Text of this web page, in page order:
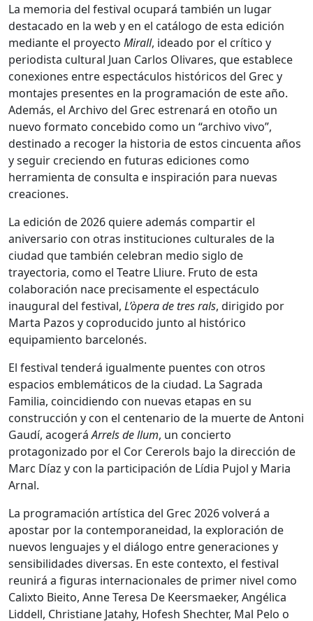
La memoria del festival ocupará también un lugar
destacado en la web y en el catálogo de esta edición
mediante el proyecto Mirall, ideado por el crítico y
periodista cultural Juan Carlos Olivares, que establece
conexiones entre espectáculos históricos del Grec y
montajes presentes en la programación de este año.
Además, el Archivo del Grec estrenará en otoño un
nuevo formato concebido como un “archivo vivo”,
destinado a recoger la historia de estos cincuenta años
y seguir creciendo en futuras ediciones como
herramienta de consulta e inspiración para nuevas
creaciones.
La edición de 2026 quiere además compartir el
aniversario con otras instituciones culturales de la
ciudad que también celebran medio siglo de
trayectoria, como el Teatre Lliure. Fruto de esta
colaboración nace precisamente el espectáculo
inaugural del festival, L’òpera de tres rals, dirigido por
Marta Pazos y coproducido junto al histórico
equipamiento barcelonés.
El festival tenderá igualmente puentes con otros
espacios emblemáticos de la ciudad. La Sagrada
Familia, coincidiendo con nuevas etapas en su
construcción y con el centenario de la muerte de Antoni
Gaudí, acogeráArrels de llum, un concierto
protagonizado por el Cor Cererols bajo la dirección de
Marc Díaz y con la participación de Lídia Pujol y Maria
Arnal.
La programación artística del Grec 2026 volverá a
apostar por la contemporaneidad, la exploración de
nuevos lenguajes y el diálogo entre generaciones y
sensibilidades diversas. En este contexto, el festival
reunirá a figuras internacionales de primer nivel como
Calixto Bieito, Anne Teresa De Keersmaeker, Angélica
Liddell, Christiane Jatahy, Hofesh Shechter, Mal Pelo o